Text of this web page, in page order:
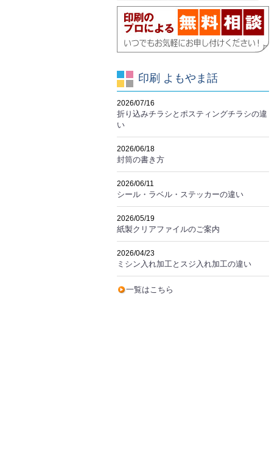
印刷 よもやま話
2026/07/16
折り込みチラシとポスティングチラシの違
い
2026/06/18
封筒の書き方
2026/06/11
シール・ラベル・ステッカーの違い
2026/05/19
紙製クリアファイルのご案内
2026/04/23
ミシン入れ加工とスジ入れ加工の違い
一覧はこちら